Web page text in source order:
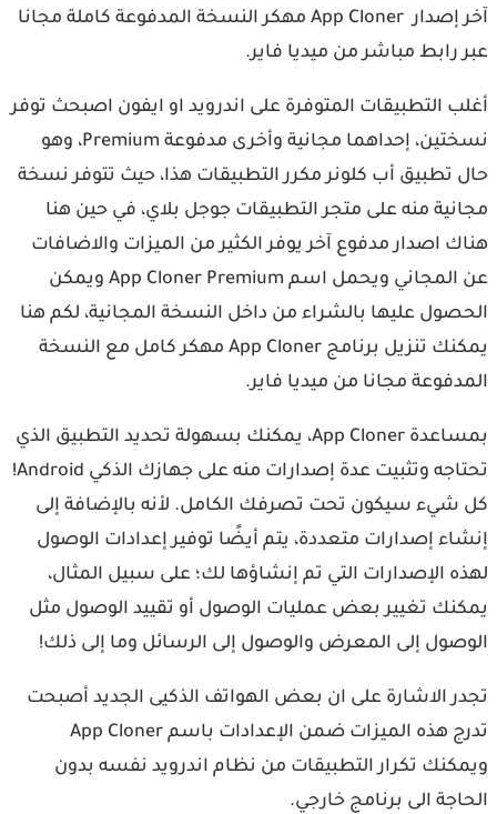
آخر إصدار App Cloner مهكر النسخة المدفوعة كاملة مجانا
عبر رابط مباشر من ميديا فاير.
أغلب التطبيقات المتوفرة على اندرويد او ايفون اصبحث توفر
نسختين، إحداهما مجانية وأخرى مدفوعة Premium، وهو
حال تطبيق أب كلونر مكرر التطبيقات هذا، حيث تتوفر نسخة
مجانية منه على متجر التطبيقات جوجل بلاي، في حين هنا
هناك اصدار مدفوع آخر يوفر الكثير من الميزات والاضافات
عن المجاني ويحمل اسم App Cloner Premium ويمكن
الحصول عليها بالشراء من داخل النسخة المجانية، لكم هنا
يمكنك تنزيل برنامج App Cloner مهكر كامل مع النسخة
المدفوعة مجانا من ميديا فاير.
بمساعدة App Cloner، يمكنك بسهولة تحديد التطبيق الذي
تحتاجه وتثبيت عدة إصدارات منه على جهازك الذكي Android!
كل شيء سيكون تحت تصرفك الكامل. لأنه بالإضافة إلى
إنشاء إصدارات متعددة، يتم أيضًا توفير إعدادات الوصول
لهذه الإصدارات التي تم إنشاؤها لك؛ على سبيل المثال،
يمكنك تغيير بعض عمليات الوصول أو تقييد الوصول مثل
الوصول إلى المعرض والوصول إلى الرسائل وما إلى ذلك!
تجدر الاشارة على ان بعض الهواتف الذكيى الجديد أصبحت
تدرج هذه الميزات ضمن الإعدادات باسم App Cloner
ويمكنك تكرار التطبيقات من نظام اندرويد نفسه بدون
الحاجة الى برنامج خارجي.